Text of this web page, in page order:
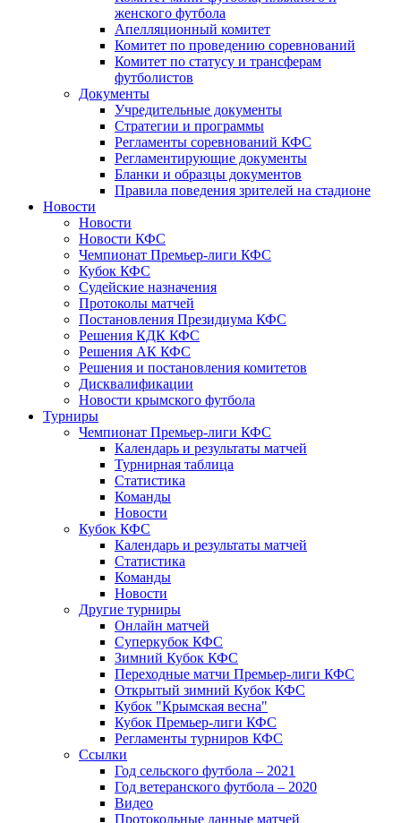
женского футбола
Апелляционный комитет
Комитет по проведению соревнований
Комитет по статусу и трансферам
футболистов
Документы
Учредительные документы
Стратегии и программы
Регламенты соревнований КФС
Регламентирующие документы
Бланки и образцы документов
Правила поведения зрителей на стадионе
Новости
Новости
Новости КФС
Чемпионат Премьер-лиги КФС
Кубок КФС
Судейские назначения
Протоколы матчей
Постановления Президиума КФС
Решения КДК КФС
Решения АК КФС
Решения и постановления комитетов
Дисквалификации
Новости крымского футбола
Турниры
Чемпионат Премьер-лиги КФС
Календарь и результаты матчей
Турнирная таблица
Статистика
Команды
Новости
Кубок КФС
Календарь и результаты матчей
Статистика
Команды
Новости
Другие турниры
Онлайн матчей
Суперкубок КФС
Зимний Кубок КФС
Переходные матчи Премьер-лиги КФС
Открытый зимний Кубок КФС
Кубок "Крымская весна"
Кубок Премьер-лиги КФС
Регламенты турниров КФС
Ссылки
Год сельского футбола – 2021
Год ветеранского футбола – 2020
Видео
Протокольные данные матчей